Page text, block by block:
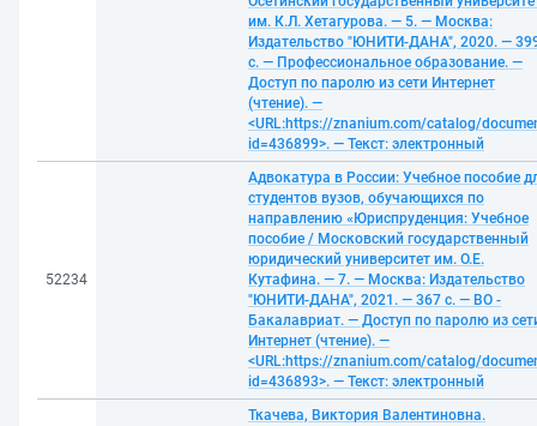
им. К.Л. Хетагурова. — 5. — Москва:
Издательство "ЮНИТИ-ДАНА", 2020. —
с. — Профессиональное образование. —
Доступ по паролю из сети Интернет
(чтение). —
<URL:https://znanium.com/catalog/
id=436899>. — Текст: электронный
52234
Адвокатура в России: Учебное пособие
студентов вузов, обучающихся по
направлению «Юриспруденция: Учебное
пособие / Московский государственный
юридический университет им. О.Е.
Кутафина. — 7. — Москва: Издательство
"ЮНИТИ-ДАНА", 2021. — 367 с. — ВО -
Бакалавриат. — Доступ по паролю из
Интернет (чтение). —
<URL:https://znanium.com/catalog/
id=436893>. — Текст: электронный
Ткачева, Виктория Валентиновна.